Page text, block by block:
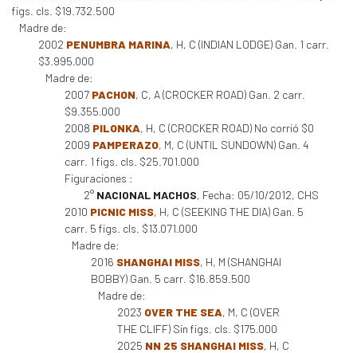
figs. cls. $19.732.500
Madre de:
2002 PENUMBRA MARINA, H, C (INDIAN LODGE) Gan. 1 carr.
$3.995.000
Madre de:
2007 PACHON, C, A (CROCKER ROAD) Gan. 2 carr.
$9.355.000
2008 PILONKA, H, C (CROCKER ROAD) No corrió $0
2009 PAMPERAZO, M, C (UNTIL SUNDOWN) Gan. 4
carr. 1 figs. cls. $25.701.000
Figuraciones :
2° NACIONAL MACHOS, Fecha: 05/10/2012, CHS
2010 PICNIC MISS, H, C (SEEKING THE DIA) Gan. 5
carr. 5 figs. cls. $13.071.000
Madre de:
2016 SHANGHAI MISS, H, M (SHANGHAI
BOBBY) Gan. 5 carr. $16.859.500
Madre de:
2023 OVER THE SEA, M, C (OVER
THE CLIFF) Sin figs. cls. $175.000
2025 NN 25 SHANGHAI MISS, H, C